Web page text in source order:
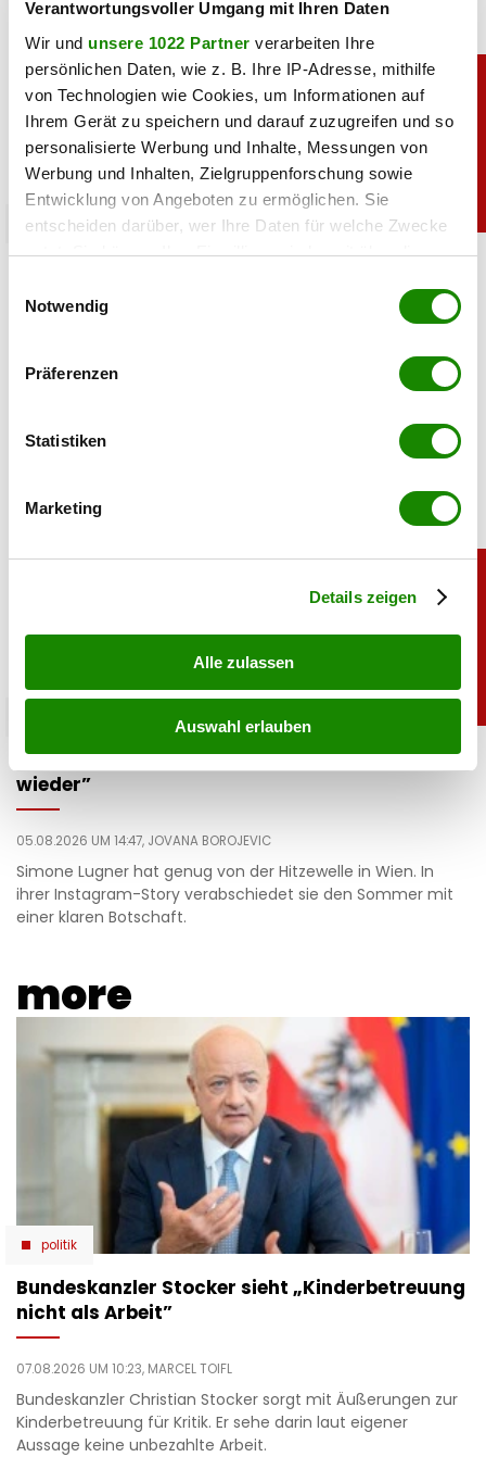
Verantwortungsvoller Umgang mit Ihren Daten
Wir und unsere 1022 Partner verarbeiten Ihre
persönlichen Daten, wie z. B. Ihre IP-Adresse, mithilfe
von Technologien wie Cookies, um Informationen auf
Ihrem Gerät zu speichern und darauf zuzugreifen und so
personalisierte Werbung und Inhalte, Messungen von
Werbung und Inhalten, Zielgruppenforschung sowie
Entwicklung von Angeboten zu ermöglichen. Sie
entscheiden darüber, wer Ihre Daten für welche Zwecke
nutzt. Sie können Ihre Einwilligung jederzeit über die
Trigger Symbol ändern oder widerrufen
Informationen über Ihre geografische Lage
können
bestimmten Merkmalen (Fingerprinting) identifizieren
Erfahren Sie mehr darüber, wie Ihre persönlichen Daten
Notwendig
Präferenzen
Statistiken
Marketing
Details zeigen
Alle zulassen
Auswahl erlauben
chronik
Crazy Cheese ist pleite: Zwei Firmen sind insolvent, alle
Simone mit Ansage auf Instagram: „Komm nie
wieder”
05.08.2026 UM 14:47, JOVANA BOROJEVIC
Simone Lugner hat genug von der Hitzewelle in Wien. In
ihrer Instagram-Story verabschiedet sie den Sommer mit
einer klaren Botschaft.
more
politik
Bundeskanzler Stocker sieht „Kinderbetreuung
nicht als Arbeit”
07.08.2026 UM 10:23, MARCEL TOIFL
Bundeskanzler Christian Stocker sorgt mit Äußerungen zur
Kinderbetreuung für Kritik. Er sehe darin laut eigener
Aussage keine unbezahlte Arbeit.